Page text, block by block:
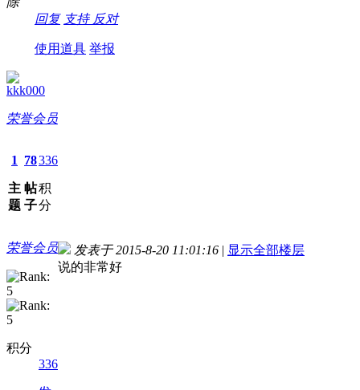
回复 支持 反对
使用道具 举报
kkk000
荣誉会员
1
主
题
78
帖
子
336
积
分
荣誉会员
积分
336
发表于 2015-8-20 11:01:16 | 显示全部楼层
说的非常好